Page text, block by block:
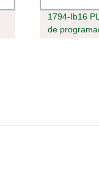
1794-Ib16
de